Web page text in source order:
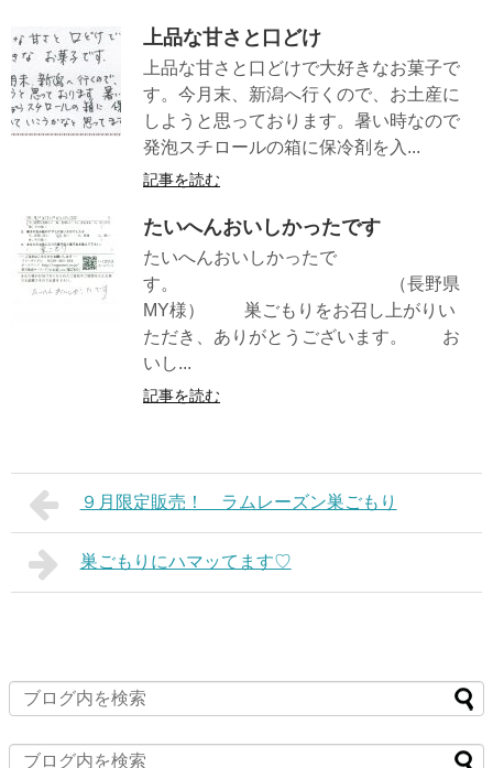
上品な甘さと口どけ
上品な甘さと口どけで大好きなお菓子で
す。今月末、新潟へ行くので、お土産に
しようと思っております。暑い時なので
発泡スチロールの箱に保冷剤を入...
記事を読む
たいへんおいしかったです
たいへんおいしかったで
す。 （長野県
MY様） 巣ごもりをお召し上がりい
ただき、ありがとうございます。 お
いし...
記事を読む
９月限定販売！ ラムレーズン巣ごもり
巣ごもりにハマッてます♡